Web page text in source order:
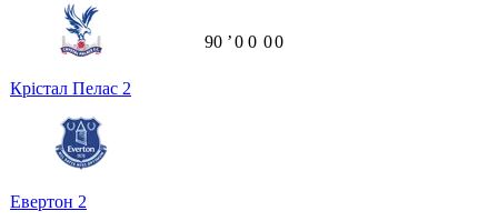
Крістал Пелас 2
Евертон 2
90 ʼ0 0 00